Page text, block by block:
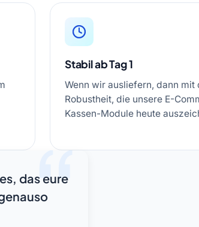
Stabil ab Tag 1
Wenn wir ausliefern, dann mit
Robustheit, die unsere E-
Kassen-Module heute
das eure